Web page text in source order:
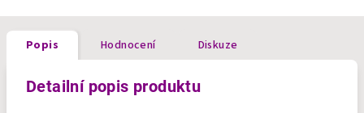
Popis Hodnocení Diskuze
Detailní popis produktu